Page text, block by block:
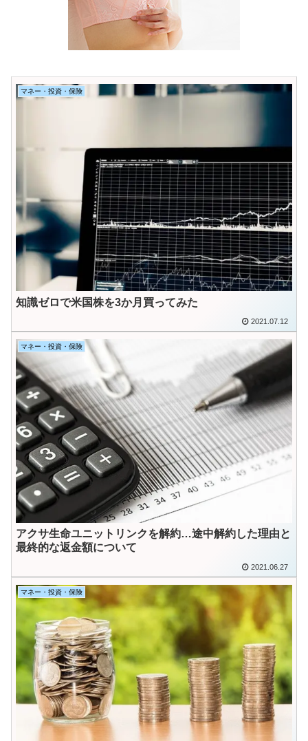
マネー・投資・保険
知識ゼロで米国株を3か月買ってみた
2021.07.12
マネー・投資・保険
アクサ生命ユニットリンクを解約…途中解約した理由と
最終的な返金額について
2021.06.27
マネー・投資・保険